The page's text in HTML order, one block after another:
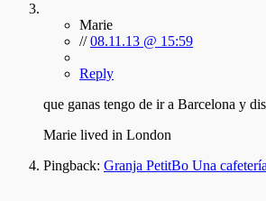
Marie
//08.11.13 @ 15:59
Reply
que ganas tengo de ir a Barcelona y
Marie lived in London
Pingback: Granja PetitBo Una